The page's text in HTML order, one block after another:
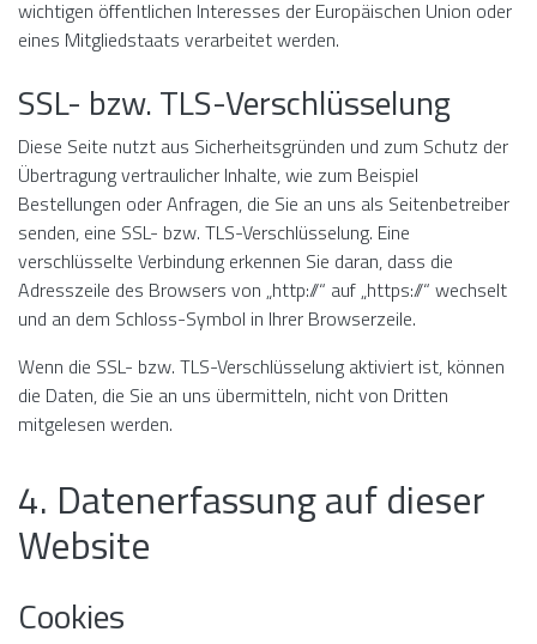
wichtigen öffentlichen Interesses der Europäischen Union oder
eines Mitgliedstaats verarbeitet werden.
SSL- bzw. TLS-Verschlüsselung
Diese Seite nutzt aus Sicherheitsgründen und zum Schutz der
Übertragung vertraulicher Inhalte, wie zum Beispiel
Bestellungen oder Anfragen, die Sie an uns als Seitenbetreiber
senden, eine SSL- bzw. TLS-Verschlüsselung. Eine
verschlüsselte Verbindung erkennen Sie daran, dass die
Adresszeile des Browsers von „http://“ auf „https://“ wechselt
und an dem Schloss-Symbol in Ihrer Browserzeile.
Wenn die SSL- bzw. TLS-Verschlüsselung aktiviert ist, können
die Daten, die Sie an uns übermitteln, nicht von Dritten
mitgelesen werden.
4. Datenerfassung auf dieser
Website
Cookies